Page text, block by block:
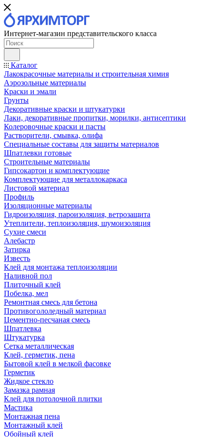
Интернет-магазин представительского класса
Каталог
Лакокрасочные материалы и строительная химия
Аэрозольные материалы
Краски и эмали
Грунты
Декоративные краски и штукатурки
Лаки, декоративные пропитки, морилки, антисептики
Колеровочные краски и пасты
Растворители, смывка, олифа
Специальные составы для защиты материалов
Шпатлевки готовые
Строительные материалы
Гипсокартон и комплектующие
Комплектующие для металлокаркаса
Листовой материал
Профиль
Изоляционные материалы
Гидроизоляция, пароизоляция, ветрозащита
Утеплители, теплоизоляция, шумоизоляция
Сухие смеси
Алебастр
Затирка
Известь
Клей для монтажа теплоизоляции
Наливной пол
Плиточный клей
Побелка, мел
Ремонтная смесь для бетона
Противогололедный материал
Цементно-песчаная смесь
Шпатлевка
Штукатурка
Сетка металлическая
Клей, герметик, пена
Бытовой клей в мелкой фасовке
Герметик
Жидкое стекло
Замазка рамная
Клей для потолочной плитки
Мастика
Монтажная пена
Монтажный клей
Обойный клей